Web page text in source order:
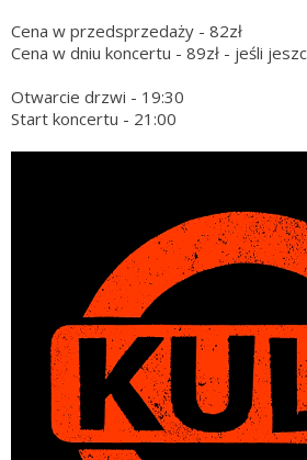
Cena w przedsprzedaży - 82zł
Cena w dniu koncertu - 89zł - jeśli
Otwarcie drzwi - 19:30
Start koncertu - 21:00